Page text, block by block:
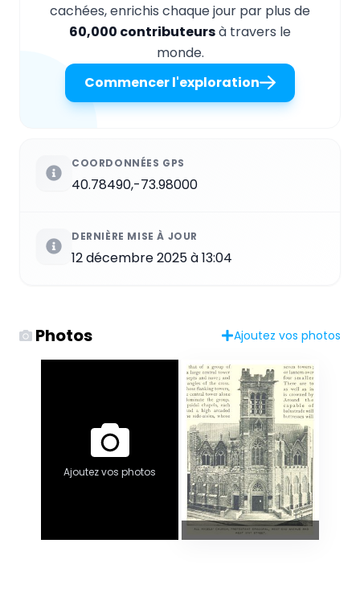
cachées, enrichis chaque jour par plus de
60,000 contributeursà travers le
monde.
Commencer l'exploration
COORDONNÉES GPS
40.78490,-73.98000
DERNIÈRE MISE À JOUR
12 décembre 2025 à 13:04
Photos Ajoutez vos photos
Ajoutez vos photos